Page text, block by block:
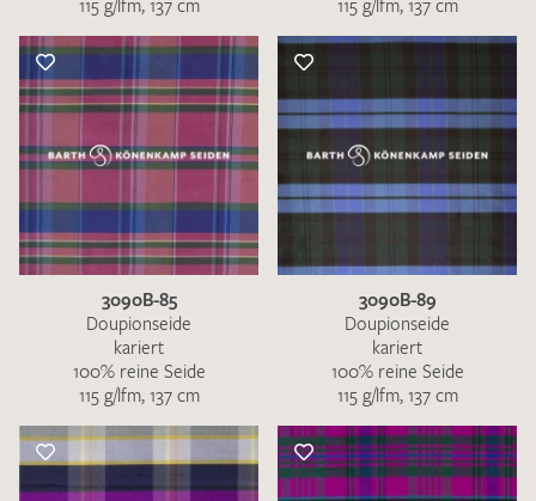
115 g/lfm, 137 cm 115 g/lfm, 137 cm
3090B-85
Doupionseide
kariert
100% reine Seide
115 g/lfm, 137 cm
3090B-89
Doupionseide
kariert
100% reine Seide
115 g/lfm, 137 cm